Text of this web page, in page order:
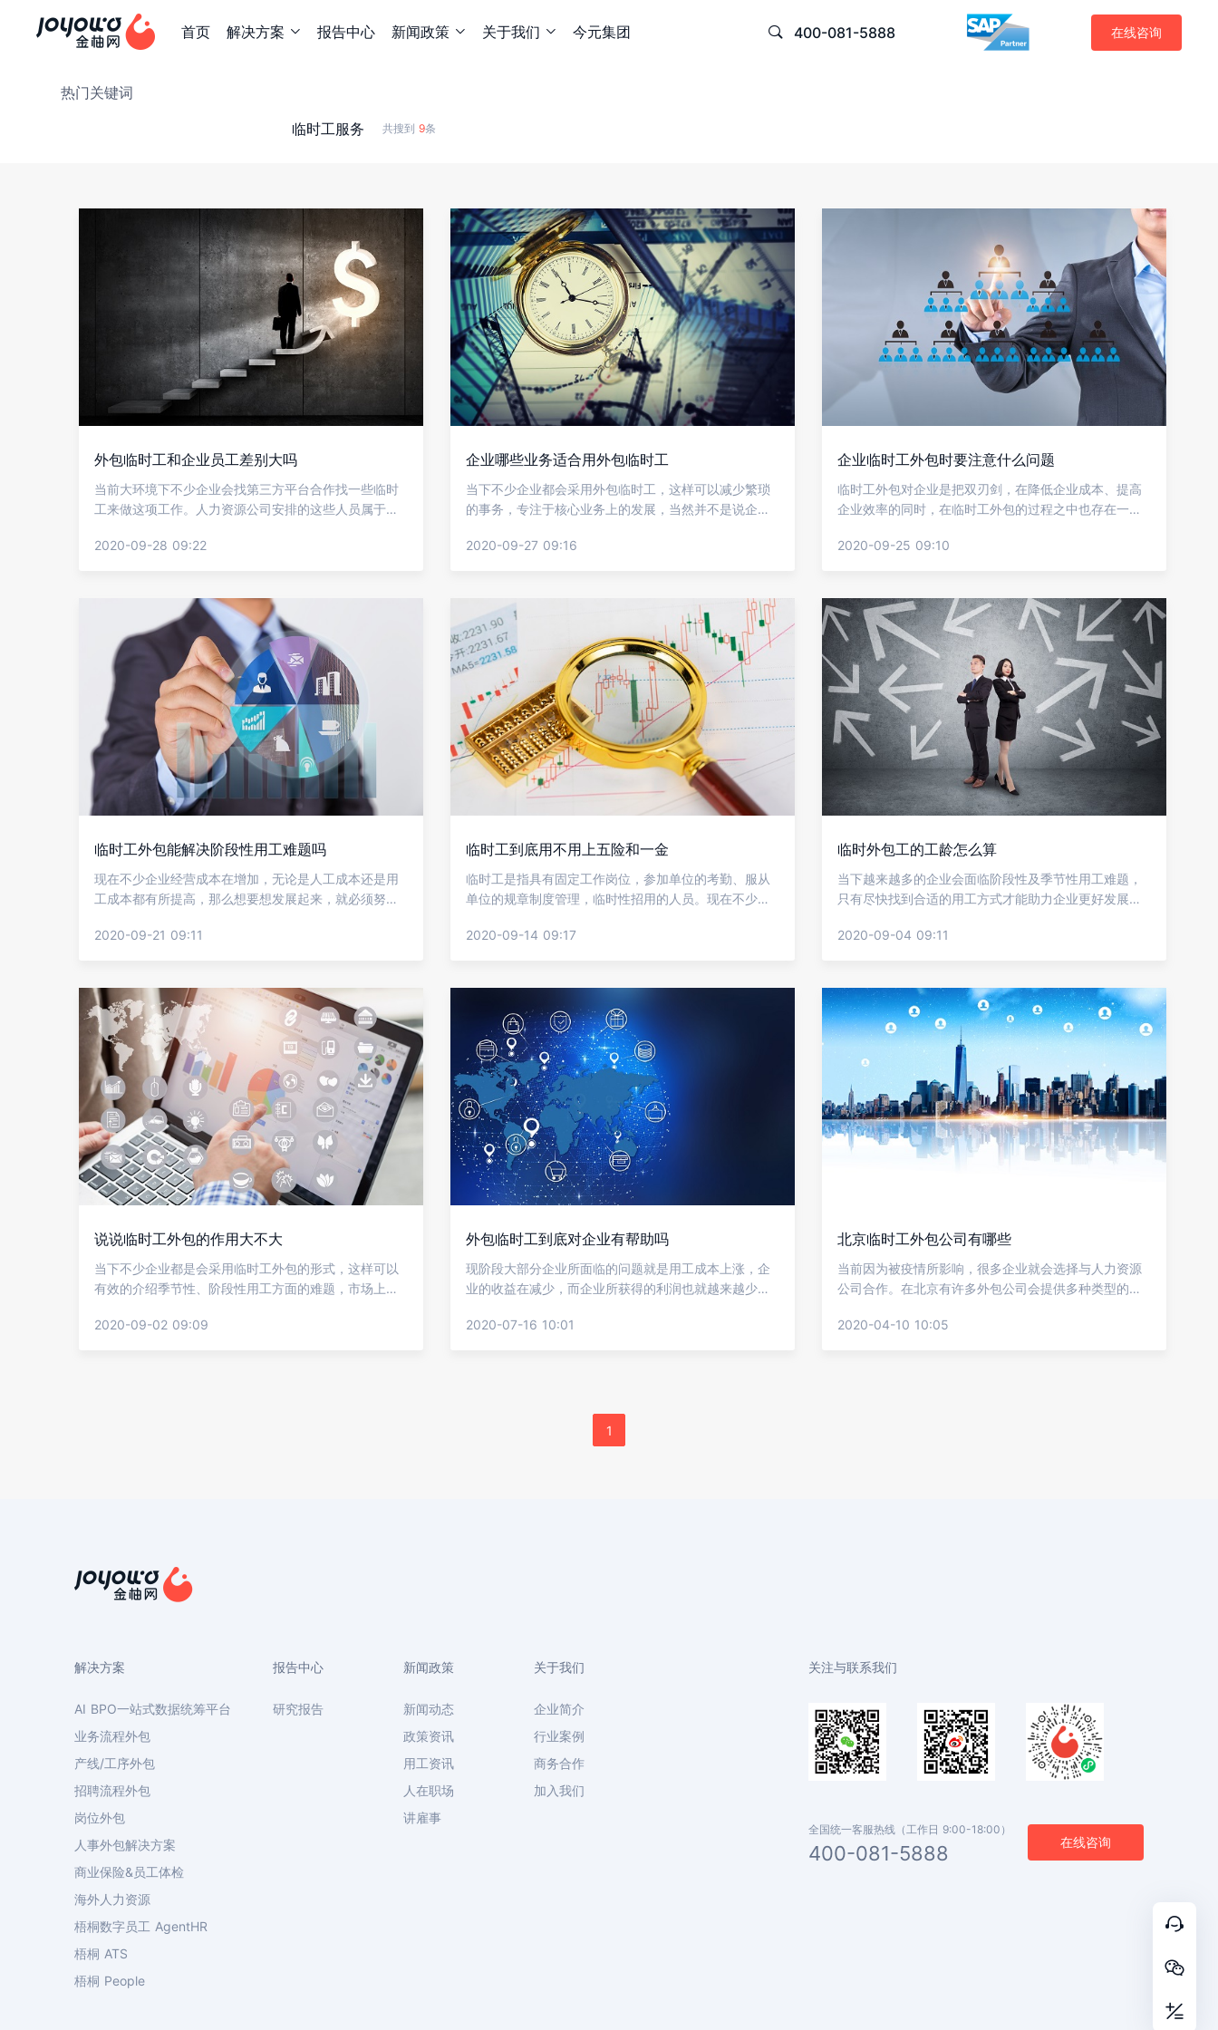



首页 解决方案  报告中心 新闻政策  关于我们  今元集团  400-081-5888 在线咨询
热门关键词
临时工服务
共搜到 9条
外包临时工和企业员工差别大吗
当前大环境下不少企业会找第三方平台合作找一些临时
工来做这项工作。人力资源公司安排的这些人员属于临
上班不少外包的临时工就想知道自己和正式员工有没有
2020-09-28 09:22
企业哪些业务适合用外包临时工
当下不少企业都会采用外包临时工，这样可以减少繁琐
的事务，专注于核心业务上的发展，当然并不是说企业
择是否选用外包临时工，不少企业都是区分不清楚，下
2020-09-27 09:16
企业临时工外包时要注意什么问题
临时工外包对企业是把双刃剑，在降低企业成本、提高
企业效率的同时，在临时工外包的过程之中也存在一定
险等。所以提醒企业要找靠谱的公司去合作，当然还有
2020-09-25 09:10
临时工外包能解决阶段性用工难题吗
现在不少企业经营成本在增加，无论是人工成本还是用
工成本都有所提高，那么想要想发展起来，就必须努力
少企业是阶段性用工的，这样用人需求和成本都是很大
2020-09-21 09:11
临时工到底用不用上五险和一金
临时工是指具有固定工作岗位，参加单位的考勤、服从
单位的规章制度管理，临时性招用的人员。现在不少企
缴纳五险或一金的，所以不少人想知道临时工到底用不
2020-09-14 09:17
临时外包工的工龄怎么算
当下越来越多的企业会面临阶段性及季节性用工难题，
只有尽快找到合适的用工方式才能助力企业更好发展，
择这样的工作岗位，但不少人比较关心的是自己工龄的
2020-09-04 09:11
说说临时工外包的作用大不大
当下不少企业都是会采用临时工外包的形式，这样可以
有效的介绍季节性、阶段性用工方面的难题，市场上面
要谨慎，当然也有一些企业不是很看好这样的形式，下
2020-09-02 09:09
外包临时工到底对企业有帮助吗
现阶段大部分企业所面临的问题就是用工成本上涨，企
业的收益在减少，而企业所获得的利润也就越来越少
时工就是当下比较常用的方法，但会有比较多的企业关
2020-07-16 10:01
北京临时工外包公司有哪些
当前因为被疫情所影响，很多企业就会选择与人力资源
公司合作。在北京有许多外包公司会提供多种类型的临
企业不知道要怎么找个靠谱点的，下面就让金柚网来介
2020-04-10 10:05
1
解决方案
AI BPO一站式数据统筹平台
业务流程外包
产线/工序外包
招聘流程外包
岗位外包
人事外包解决方案
商业保险&员工体检
海外人力资源
梧桐数字员工 AgentHR
梧桐 ATS
梧桐 People
报告中心
研究报告
新闻政策
新闻动态
政策资讯
用工资讯
人在职场
讲雇事
关于我们
企业简介
行业案例
商务合作
加入我们
关注与联系我们
全国统一客服热线（工作日 9:00-18:00）
400-081-5888 在线咨询